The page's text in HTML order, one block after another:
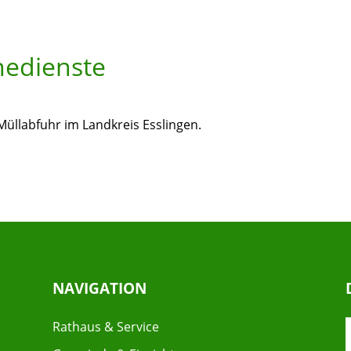
im Landkreis Esslingen.
NAVIGATION
Rathaus & Service